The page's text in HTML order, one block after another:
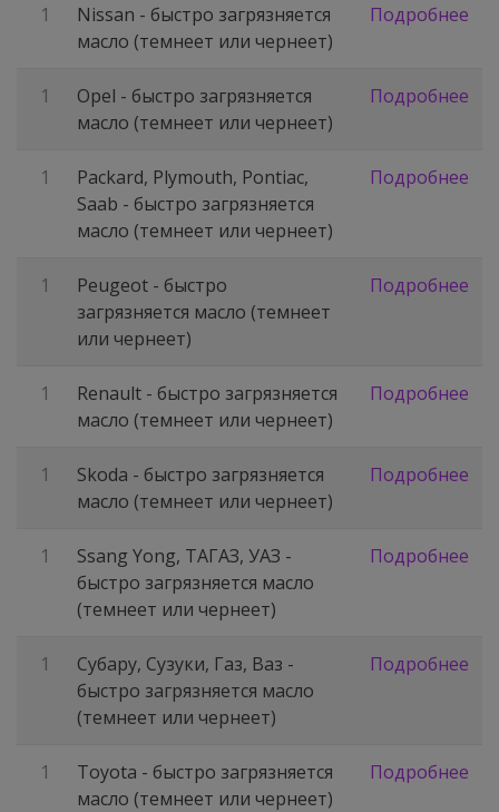
1
Nissan - быстро загрязняется
масло (темнеет или чернеет)
Подробнее
1
Opel - быстро загрязняется
масло (темнеет или чернеет)
Подробнее
1
Packard, Plymouth, Pontiac,
Saab - быстро загрязняется
масло (темнеет или чернеет)
Подробнее
1
Peugeot - быстро
загрязняется масло (темнеет
или чернеет)
Подробнее
1
Renault - быстро загрязняется
масло (темнеет или чернеет)
Подробнее
1
Skoda - быстро загрязняется
масло (темнеет или чернеет)
Подробнее
1
Ssang Yong, ТАГАЗ, УАЗ -
быстро загрязняется масло
(темнеет или чернеет)
Подробнее
1
Субару, Сузуки, Газ, Ваз -
быстро загрязняется масло
(темнеет или чернеет)
Подробнее
1
Toyota - быстро загрязняется
масло (темнеет или чернеет)
Подробнее